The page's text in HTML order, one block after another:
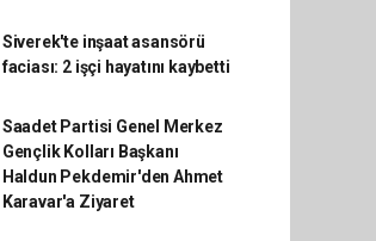
Siverek'te inşaat asansörü
faciası: 2 işçi hayatını kaybetti
Saadet Partisi Genel Merkez
Gençlik Kolları Başkanı
Haldun Pekdemir'den Ahmet
Karavar'a Ziyaret